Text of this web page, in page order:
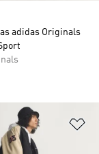
adidas Originals
de deseos